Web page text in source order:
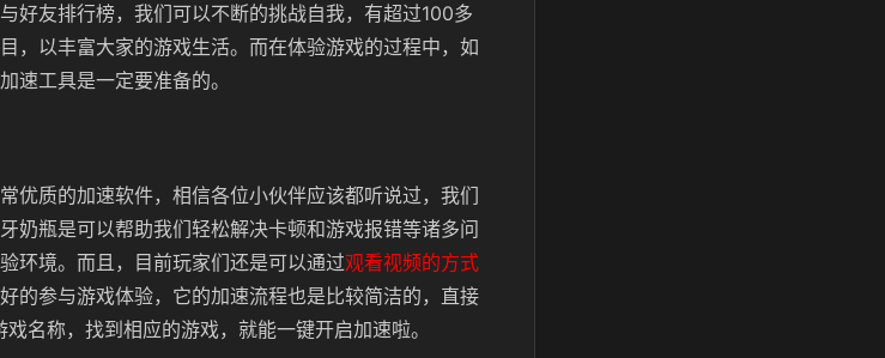
好友排行榜，我们可以不断的挑战自我，有超过100多
，以丰富大家的游戏生活。而在体验游戏的过程中，如
速工具是一定要准备的。
优质的加速软件，相信各位小伙伴应该都听说过，我们
奶瓶是可以帮助我们轻松解决卡顿和游戏报错等诸多问
环境。而且，目前玩家们还是可以通过观看视频的方式
的参与游戏体验，它的加速流程也是比较简洁的，直接
名称，找到相应的游戏，就能一键开启加速啦。